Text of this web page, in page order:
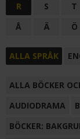
R
S T
Å
Ä Ö
ALLA SPRÅK
ALLA BÖCKER
AUDIODRAMA
BÖCKER: